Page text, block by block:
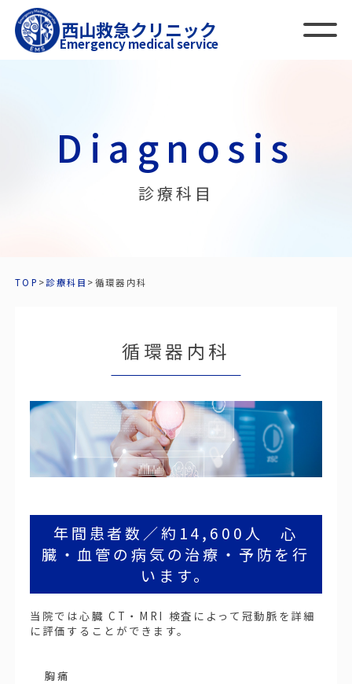
西山救急クリニック
Emergency medical service
Diagnosis
診療科目
TOP >診療科目 >循環器内科
循環器内科
年間患者数／約14,600人 心
臓・血管の病気の治療・予防を行
います。
当院では心臓 CT・MRI 検査によって冠動脈を詳細
に評価することができます。
胸痛